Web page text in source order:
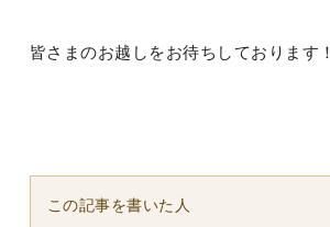
皆さまのお越しをお待ちしております！
この記事を書いた人